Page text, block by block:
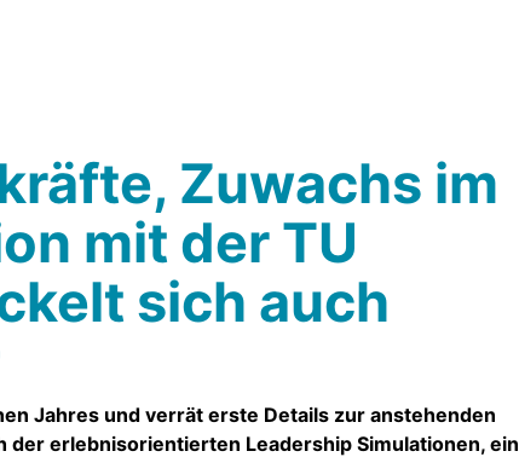
Zuwachs im
mit der TU
sich auch
Jahres und verrät erste Details zur anstehenden
der erlebnisorientierten Leadership Simulationen, ein